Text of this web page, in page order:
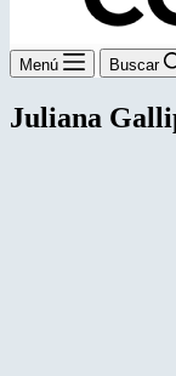
Menú Buscar
Juliana